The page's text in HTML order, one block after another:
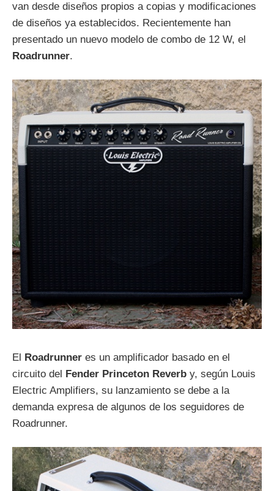
van desde diseños propios a copias y modificaciones
de diseños ya establecidos. Recientemente han
presentado un nuevo modelo de combo de 12 W, el
Roadrunner.
El Roadrunner es un amplificador basado en el
circuito del Fender Princeton Reverb y, según Louis
Electric Amplifiers, su lanzamiento se debe a la
demanda expresa de algunos de los seguidores de
Roadrunner.